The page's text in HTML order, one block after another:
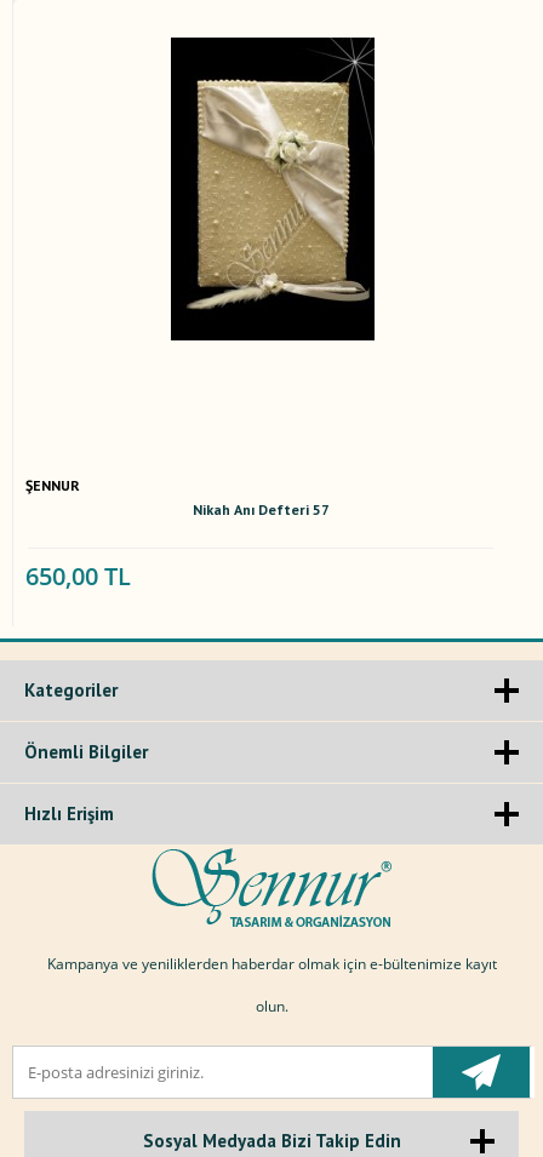
ŞENNUR
Nikah Anı Defteri 57
650,00 TL
Kategoriler
Önemli Bilgiler
Hızlı Erişim
Kampanya ve yeniliklerden haberdar olmak için e-bültenimize kayıt
olun.
Sosyal Medyada Bizi Takip Edin